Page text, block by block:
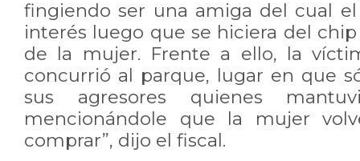
fingiendo ser una amiga del cual
interés luego que se hiciera del
de la mujer. Frente a ello, la
concurrió al parque, lugar en que
sus agresores quienes
mencionándole que la mujer
comprar”, dijo el fiscal.